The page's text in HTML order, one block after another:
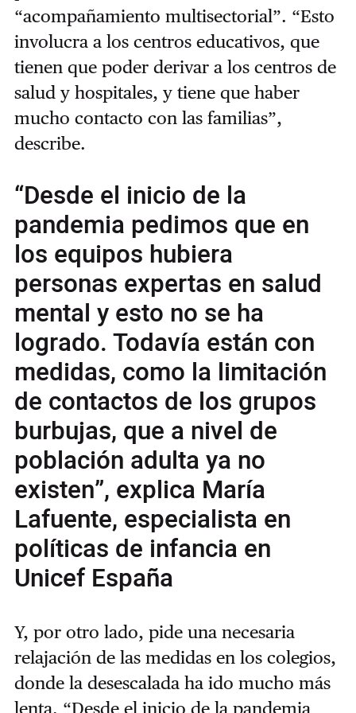
“acompañamiento multisectorial”. “Esto
involucra a los centros educativos, que
tienen que poder derivar a los centros de
salud y hospitales, y tiene que haber
mucho contacto con las familias”,
describe.
“Desde el inicio de la
pandemia pedimos que en
los equipos hubiera
personas expertas en salud
mental y esto no se ha
logrado. Todavía están con
medidas, como la limitación
de contactos de los grupos
burbujas, que a nivel de
población adulta ya no
existen”, explica María
Lafuente, especialista en
políticas de infancia en
Unicef España
Y, por otro lado, pide una necesaria
relajación de las medidas en los colegios,
donde la desescalada ha ido mucho más
lenta. “Desde el inicio de la pandemia